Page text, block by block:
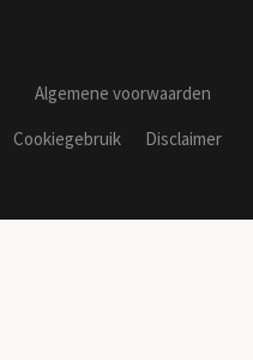
Algemene voorwaarden
Cookiegebruik
Disclaimer